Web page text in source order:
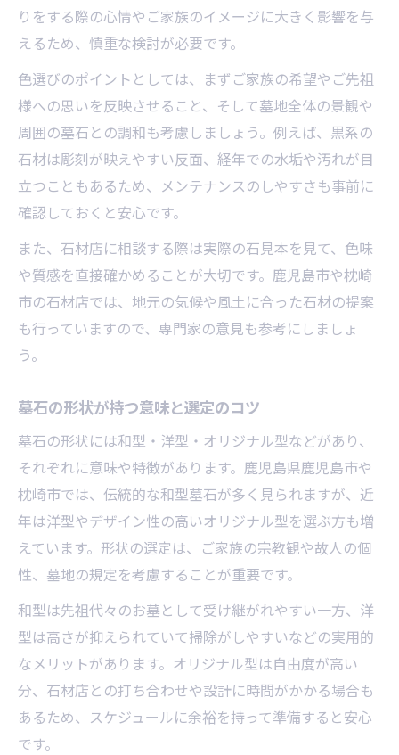
りをする際の心情やご家族のイメージに大きく影響を与
えるため、慎重な検討が必要です。
色選びのポイントとしては、まずご家族の希望やご先祖
様への思いを反映させること、そして墓地全体の景観や
周囲の墓石との調和も考慮しましょう。例えば、黒系の
石材は彫刻が映えやすい反面、経年での水垢や汚れが目
立つこともあるため、メンテナンスのしやすさも事前に
確認しておくと安心です。
また、石材店に相談する際は実際の石見本を見て、色味
や質感を直接確かめることが大切です。鹿児島市や枕崎
市の石材店では、地元の気候や風土に合った石材の提案
も行っていますので、専門家の意見も参考にしましょ
う。
墓石の形状が持つ意味と選定のコツ
墓石の形状には和型・洋型・オリジナル型などがあり、
それぞれに意味や特徴があります。鹿児島県鹿児島市や
枕崎市では、伝統的な和型墓石が多く見られますが、近
年は洋型やデザイン性の高いオリジナル型を選ぶ方も増
えています。形状の選定は、ご家族の宗教観や故人の個
性、墓地の規定を考慮することが重要です。
和型は先祖代々のお墓として受け継がれやすい一方、洋
型は高さが抑えられていて掃除がしやすいなどの実用的
なメリットがあります。オリジナル型は自由度が高い
分、石材店との打ち合わせや設計に時間がかかる場合も
あるため、スケジュールに余裕を持って準備すると安心
です。